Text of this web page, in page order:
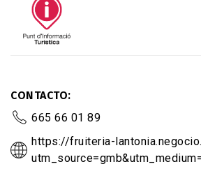
CONTACTO
665 66 01 89
https://fruiteria-